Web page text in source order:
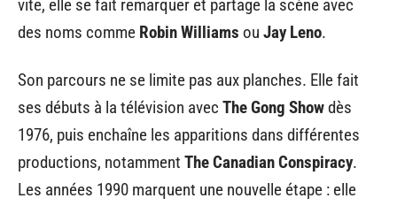
vite, elle se fait remarquer et partage la scène avec
des noms comme Robin Williams ou Jay Leno.
Son parcours ne se limite pas aux planches. Elle fait
ses débuts à la télévision avec The Gong Showdès
1976, puis enchaîne les apparitions dans différentes
productions, notamment The Canadian Conspiracy.
Les années 1990 marquent une nouvelle étape : elle